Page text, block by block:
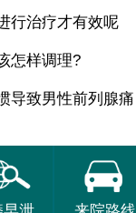
行治疗才有效呢
怎样调理?
导致男性前列腺痛